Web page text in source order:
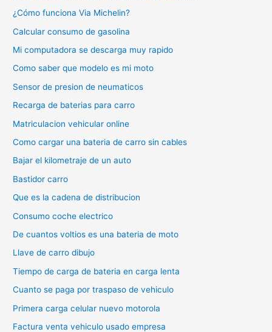
¿Cómo funciona Via Michelin?
Calcular consumo de gasolina
Mi computadora se descarga muy rapido
Como saber que modelo es mi moto
Sensor de presion de neumaticos
Recarga de baterias para carro
Matriculacion vehicular online
Como cargar una bateria de carro sin cables
Bajar el kilometraje de un auto
Bastidor carro
Que es la cadena de distribucion
Consumo coche electrico
De cuantos voltios es una bateria de moto
Llave de carro dibujo
Tiempo de carga de bateria en carga lenta
Cuanto se paga por traspaso de vehiculo
Primera carga celular nuevo motorola
Factura venta vehiculo usado empresa